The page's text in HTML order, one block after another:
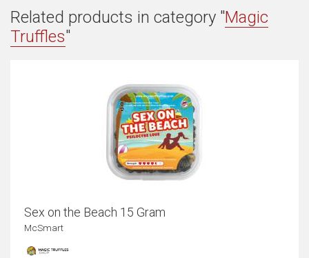
Related products in category "Magic
Truffles"
Sex on the Beach 15 Gram
McSmart